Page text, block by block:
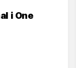
i One